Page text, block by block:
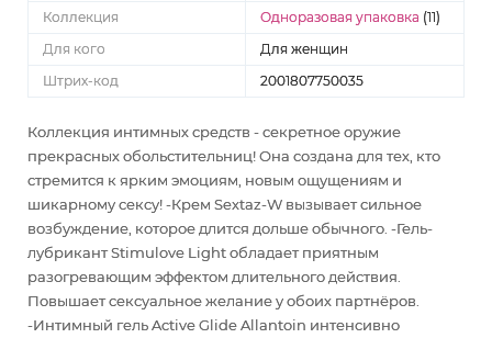
Коллекция
Одноразовая упаковка (11)
Для кого
Для женщин
Штрих-код
2001807750035
Коллекция интимных средств - секретное оружие
прекрасных обольстительниц! Она создана для тех, кто
стремится к ярким эмоциям, новым ощущениям и
шикарному сексу! -Крем Sextaz-W вызывает сильное
возбуждение, которое длится дольше обычного. -Гель-
лубрикант Stimulove Light обладает приятным
разогревающим эффектом длительного действия.
Повышает сексуальное желание у обоих партнёров.
-Интимный гель Active Glide Allantoin интенсивно